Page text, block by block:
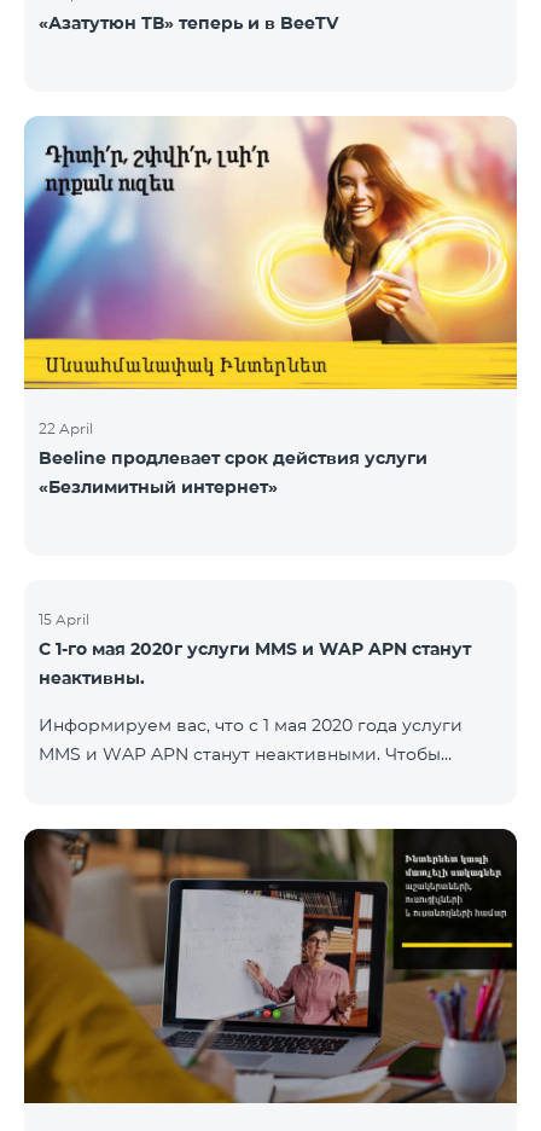
«Азатутюн ТВ» теперь и в BeeTV
22 April
Beeline продлевает срок действия услуги
«Безлимитный интернет»
15 April
С 1-го мая 2020г услуги MMS и WAP APN станут
неактивны.
Информируем вас, что с 1 мая 2020 года услуги
MMS и WAP APN станут неактивными. Чтобы
internet.beeline.am и удалить поля Port, Proxy,
Password. Подробности: 0611